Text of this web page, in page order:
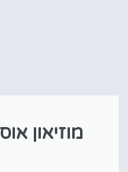
מוזיאון